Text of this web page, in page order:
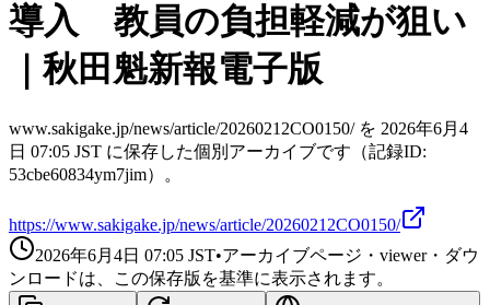
導入 教員の負担軽減が狙い
｜秋田魁新報電子版
www.sakigake.jp/news/article/20260212CO0150/ を 2026年6月4
日 07:05 JST に保存した個別アーカイブです（記録ID:
53cbe60834ym7jim）。
https://www.sakigake.jp/news/article/20260212CO0150/
2026年6月4日 07:05 JST•アーカイブページ・viewer・ダウ
ンロードは、この保存版を基準に表示されます。